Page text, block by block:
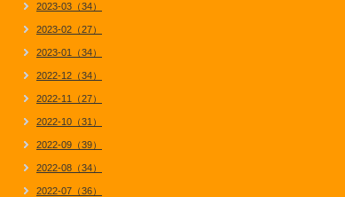
2023-03（34）
2023-02（27）
2023-01（34）
2022-12（34）
2022-11（27）
2022-10（31）
2022-09（39）
2022-08（34）
2022-07（36）